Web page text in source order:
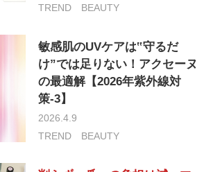
TREND
BEAUTY
敏感肌のUVケアは‟守るだ
け”では足りない！アクセーヌ
の最適解【2026年紫外線対
策-3】
2026.4.9
TREND
BEAUTY